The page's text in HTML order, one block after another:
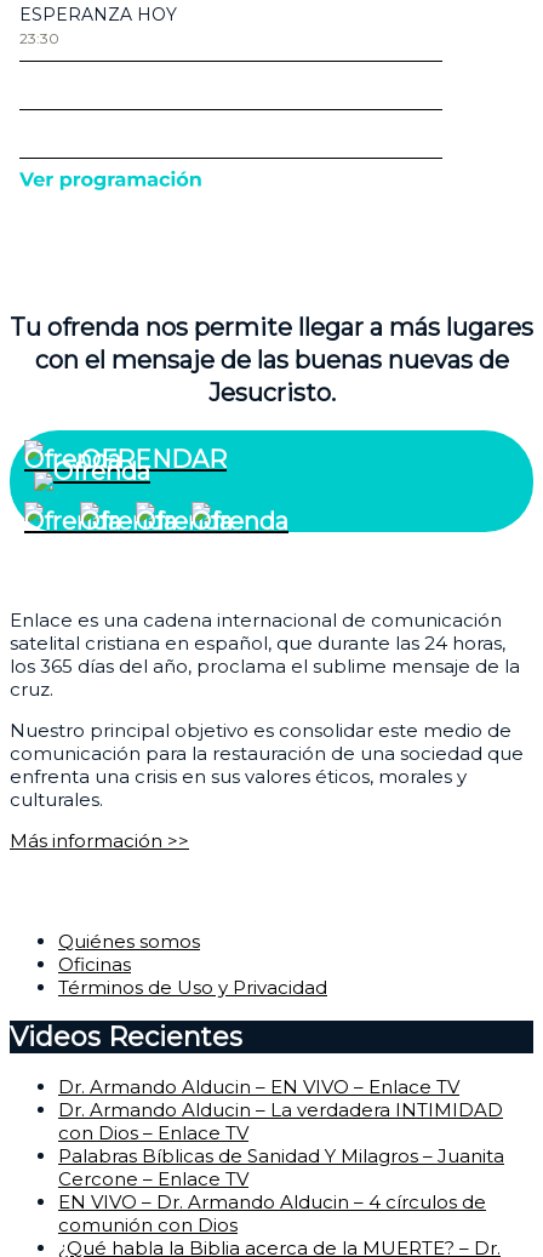
Tu ofrenda nos permite llegar a más lugares
con el mensaje de las buenas nuevas de
Jesucristo.
OFRENDAR
Enlace es una cadena internacional de comunicación
satelital cristiana en español, que durante las 24 horas,
los 365 días del año, proclama el sublime mensaje de la
cruz.
Nuestro principal objetivo es consolidar este medio de
comunicación para la restauración de una sociedad que
enfrenta una crisis en sus valores éticos, morales y
culturales.
Más información >>
Quiénes somos
Oficinas
Términos de Uso y Privacidad
Videos Recientes
Dr. Armando Alducin – EN VIVO – Enlace TV
Dr. Armando Alducin – La verdadera INTIMIDAD
con Dios – Enlace TV
Palabras Bíblicas de Sanidad Y Milagros – Juanita
Cercone – Enlace TV
EN VIVO – Dr. Armando Alducin – 4 círculos de
comunión con Dios
¿Qué habla la Biblia acerca de la MUERTE? – Dr.